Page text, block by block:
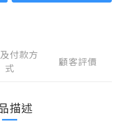
付款方
式
顧客評價
描述